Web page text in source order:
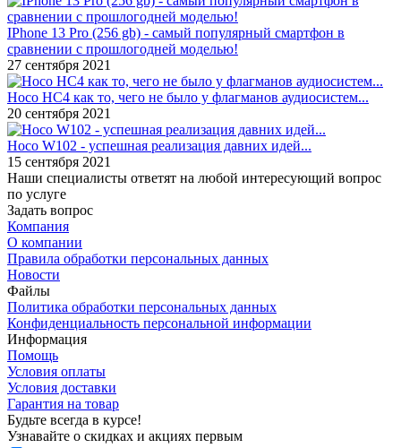
IPhone 13 Pro (256 gb) - самый популярный смартфон в
сравнении с прошлогодней моделью!
27 сентября 2021
Hoco HC4 как то, чего не было у флагманов аудиосистем...
20 сентября 2021
Hoco W102 - успешная реализация давних идей...
15 сентября 2021
Наши специалисты ответят на любой интересующий вопрос
по услуге
Задать вопрос
Компания
О компании
Правила обработки персональных данных
Новости
Файлы
Политика обработки персональных данных
Конфиденциальность персональной информации
Информация
Помощь
Условия оплаты
Условия доставки
Гарантия на товар
Будьте всегда в курсе!
Узнавайте о скидках и акциях первым